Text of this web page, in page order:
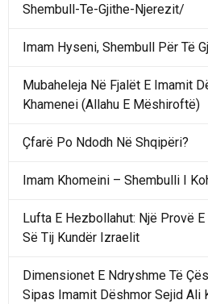
Shembull-Te-Gjithe-Njerezit/
Imam Hyseni, Shembull Për Të
Mubaheleja Në Fjalët E Imamit
Khamenei (Allahu E Mëshiroftë)
Çfarë Po Ndodh Në Shqipëri?
Imam Khomeini – Shembulli I
Lufta E Hezbollahut: Një Provë
Së Tij Kundër Izraelit
Dimensionet E Ndryshme Të
Sipas Imamit Dëshmor Sejid Ali